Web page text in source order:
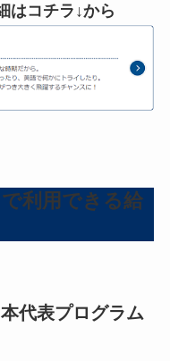
はコチラ↓から
利用できる給
代表プログラム